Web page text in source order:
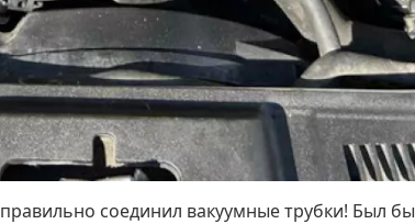
соединил вакуумные трубки! Был